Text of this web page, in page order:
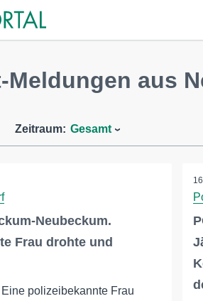
aus
Zeitraum: Gesamt
Neubeckum.
Frau drohte und
Eine polizeibekannte Frau